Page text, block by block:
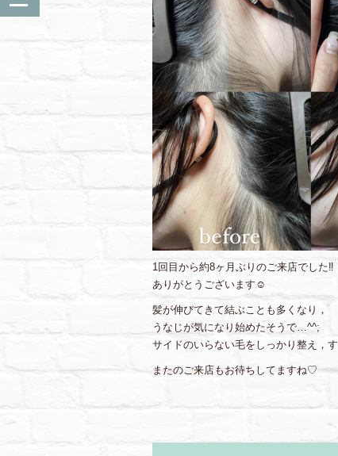
1回目から約8ヶ月ぶりのご来店でした‼︎
ありがとうございます☺︎
髪が伸びてきて結ぶことも多くなり，
うなじが気になり始めたそうで…^^;
サイドのいらない毛をしっかり整え，
またのご来店もお待ちしてますね♡